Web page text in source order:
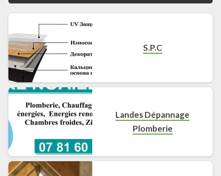
S.P.C
Landes Dépannage
Plomberie